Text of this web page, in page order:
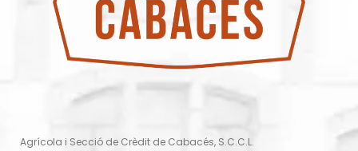
Agrícola i Secció de Crèdit de Cabacés, S.C.C.L.